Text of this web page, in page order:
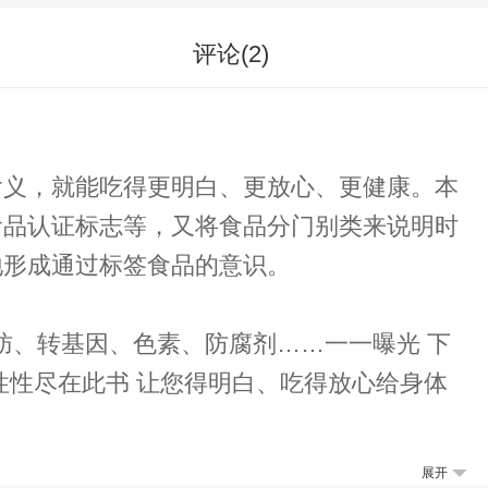
评论(2)
，就能吃得更明白、更放心、更健康。本
认证标志等，又将食品分门别类来说明时
成通过标签食品的意识。
转基因、色素、防腐剂……一一曝光 下
展开